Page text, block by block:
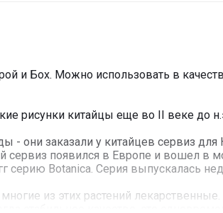
и Бох. Можно использовать в
рисунки китайцы еще во II веке до
- они заказали у китайцев сервиз
сервиз появился в Европе и вошел в
серию Botanica. Серия выпускалась
из этих растений лекарственные.